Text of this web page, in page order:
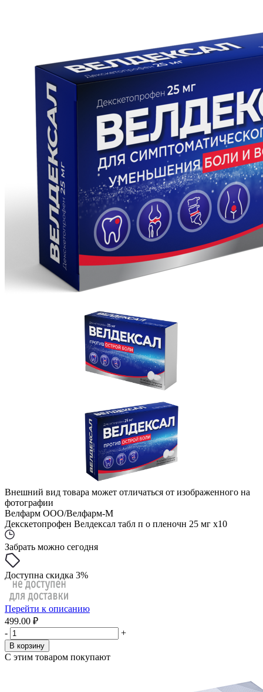
Внешний вид товара может отличаться от изображенного на
фотографии
Велфарм ООО/Велфарм-М
Декскетопрофен Велдексал табл п о пленочн 25 мг x10
Забрать можно сегодня
Доступна скидка 3%
Перейти к описанию
499.00 ₽
-
+
В корзину
С этим товаром покупают